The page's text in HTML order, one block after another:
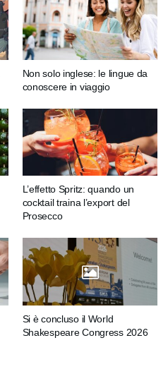
Non solo inglese: le lingue da
conoscere in viaggio
L’effetto Spritz: quando un
cocktail traina l’export del
Prosecco
Si è concluso il World
Shakespeare Congress 2026